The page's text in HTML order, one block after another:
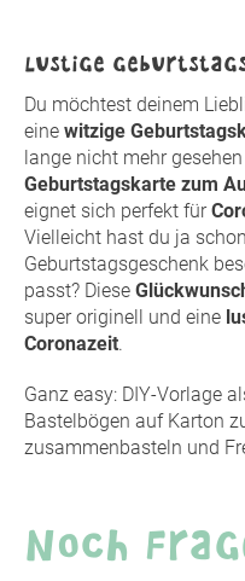
Lustige
Du möchtest deinem
eine witzige
lange nicht mehr
Geburtstagskarte zum
eignet sich perfekt für
Vielleicht hast du ja
Geburtstagsgeschenk
passt? Diese
super originell und eine
Coronazeit.
Ganz easy: DIY-Vorlage
Bastelbögen auf Karton
zusammenbasteln und
Noch